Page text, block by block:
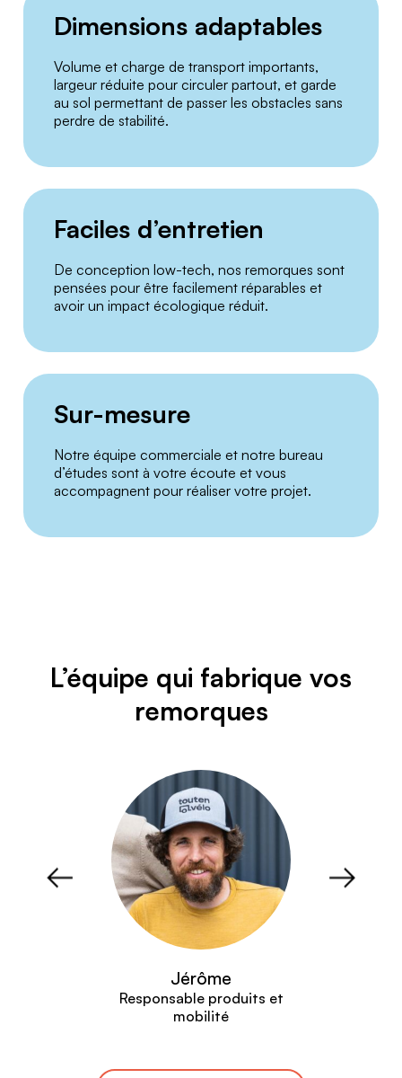
Dimensions adaptables
Volume et charge de transport importants,
largeur réduite pour circuler partout, et garde
au sol permettant de passer les obstacles sans
perdre de stabilité.
Faciles d’entretien
De conception low-tech, nos remorques sont
pensées pour être facilement réparables et
avoir un impact écologique réduit.
Sur-mesure
Notre équipe commerciale et notre bureau
d’études sont à votre écoute et vous
accompagnent pour réaliser votre projet.
L’équipe qui fabrique vos
remorques
Jérôme
Responsable produits et
mobilité